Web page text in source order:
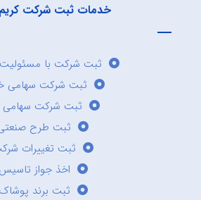
خدمات ثبت شرکت
ثبت شرکت با
ثبت شرکت سهامی
ثبت شرکت سهامی
ثبت طرح
ثبت تغییرات
اخذ جواز تاسیس
ثبت برند پوشاک